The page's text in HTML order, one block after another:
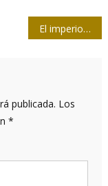
El imperio contraataca
publicada. Los
*